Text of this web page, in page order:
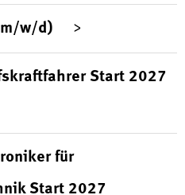
w/d)
Start 2027
für
Start 2027